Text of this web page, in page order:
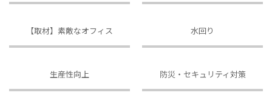
【取材】素敵なオフィス 水回り
生産性向上 防災・セキュリティ対策